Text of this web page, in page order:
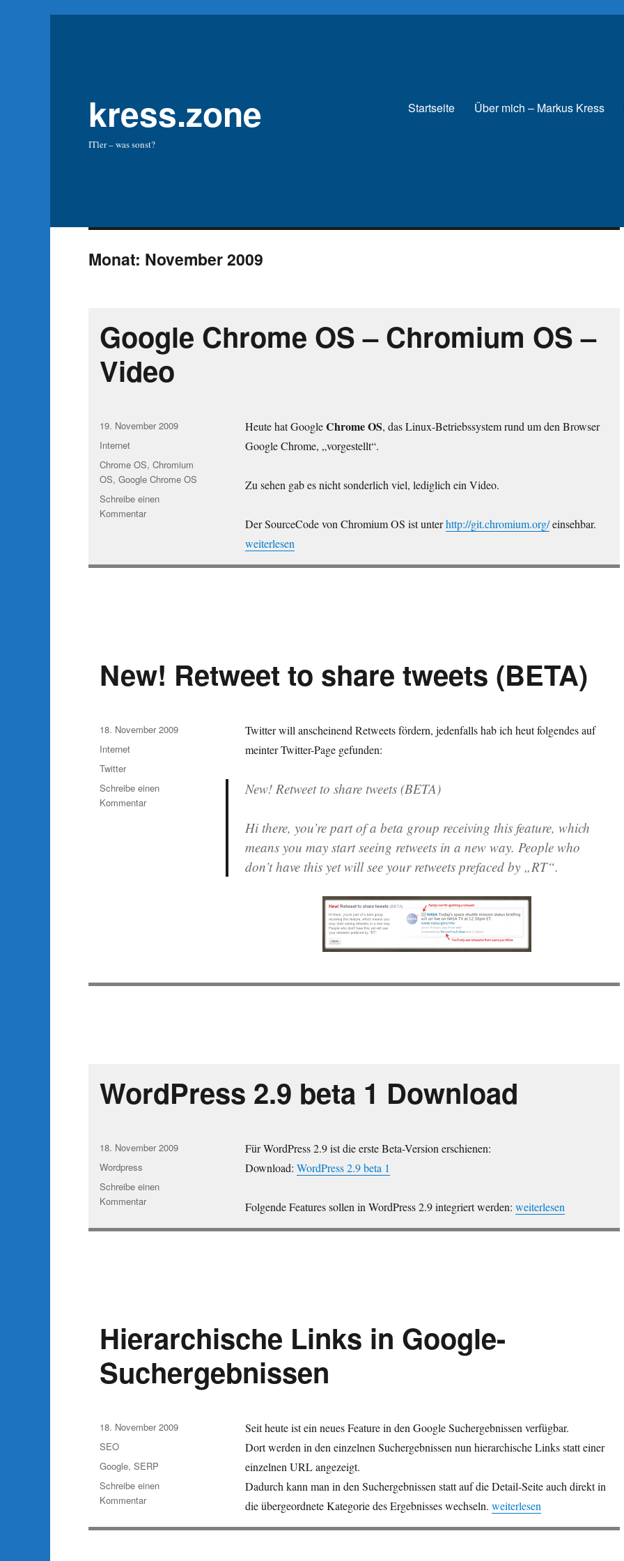
kress.zone
ITler – was sonst?
Startseite Über mich – Markus Kress
Monat: November 2009
Google Chrome OS – Chromium OS –
Video
Heute hat GoogleChrome OS, das Linux-Betriebssystem rund um den Browser
Google Chrome, „vorgestellt“.
Zu sehen gab es nicht sonderlich viel, lediglich ein Video.
Der SourceCode von Chromium OS ist unterhttp://git.chromium.org/einsehbar.
„Google Chrome OS – Chromium OS – Video“
weiterlesen
Veröffentlicht
am
19. November 2009
Kategorien
Internet
Schlagwörter
Chrome OS, Chromium
OS, Google Chrome OS
Schreibe einen
Kommentarzu
–
New! Retweet to share tweets (BETA)
Twitter will anscheinend Retweets fördern, jedenfalls hab ich heut folgendes auf
meinter Twitter-Page gefunden:
New! Retweet to share tweets (BETA)
Hi there, you’re part of a beta group receiving this feature, which
means you may start seeing retweets in a new way. People who
don’t have this yet will see your retweets prefaced by „RT“.
Veröffentlicht
am
18. November 2009
Kategorien
Internet
Schlagwörter
Twitter
Schreibe einen
Kommentarzu
WordPress 2.9 beta 1 Download
Für WordPress 2.9 ist die erste Beta-Version erschienen:
Download: WordPress 2.9 beta 1
Folgende Features sollen in WordPress 2.9 integriert werden: „WordPress 2.9 beta 1
weiterlesen
Veröffentlicht
am
18. November 2009
Kategorien
Wordpress
Schreibe einen
Kommentarzu
2.9
Hierarchische Links in Google-
Suchergebnissen
Seit heute ist ein neues Feature in den Google Suchergebnissen verfügbar.
Dort werden in den einzelnen Suchergebnissen nun hierarchische Links statt einer
einzelnen URL angezeigt.
Dadurch kann man in den Suchergebnissen statt auf die Detail-Seite auch direkt in
die übergeordnete Kategorie des Ergebnisses wechseln. „Hierarchische Links in
weiterlesen
Veröffentlicht
am
18. November 2009
Kategorien
SEO
Schlagwörter
Google, SERP
Schreibe einen
Kommentarzu
Links